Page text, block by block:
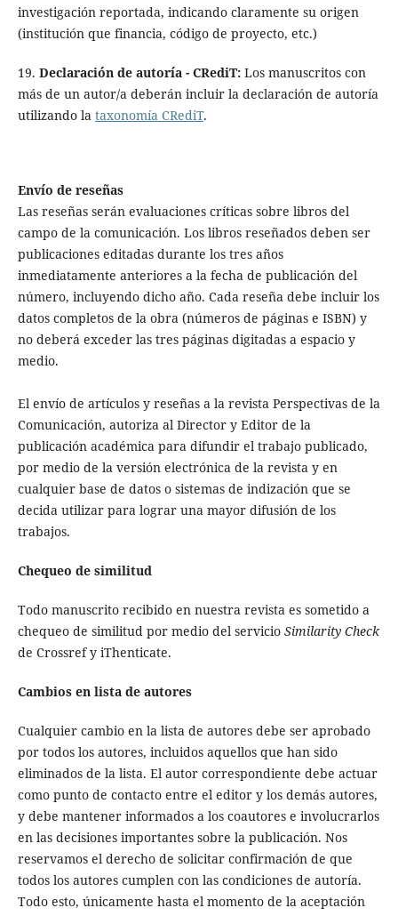
investigación reportada, indicando claramente su origen
(institución que financia, código de proyecto, etc.)
19. Declaración de autoría - CRediT:Los manuscritos con
más de un autor/a deberán incluir la declaración de autoría
utilizando la taxonomía CRediT.
Envío de reseñas
Las reseñas serán evaluaciones críticas sobre libros del
campo de la comunicación. Los libros reseñados deben ser
publicaciones editadas durante los tres años
inmediatamente anteriores a la fecha de publicación del
número, incluyendo dicho año. Cada reseña debe incluir los
datos completos de la obra (números de páginas e ISBN) y
no deberá exceder las tres páginas digitadas a espacio y
medio.
El envío de artículos y reseñas a la revista Perspectivas de la
Comunicación, autoriza al Director y Editor de la
publicación académica para difundir el trabajo publicado,
por medio de la versión electrónica de la revista y en
cualquier base de datos o sistemas de indización que se
decida utilizar para lograr una mayor difusión de los
trabajos.
Chequeo de similitud
Todo manuscrito recibido en nuestra revista es sometido a
chequeo de similitud por medio del servicio Similarity Check
de Crossref y iThenticate.
Cambios en lista de autores
Cualquier cambio en la lista de autores debe ser aprobado
por todos los autores, incluidos aquellos que han sido
eliminados de la lista. El autor correspondiente debe actuar
como punto de contacto entre el editor y los demás autores,
y debe mantener informados a los coautores e involucrarlos
en las decisiones importantes sobre la publicación. Nos
reservamos el derecho de solicitar confirmación de que
todos los autores cumplen con las condiciones de autoría.
Todo esto, únicamente hasta el momento de la aceptación